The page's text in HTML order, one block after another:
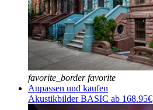
favorite_border favorite
Anpassen und kaufen
Akustikbilder BASIC ab 168.95€